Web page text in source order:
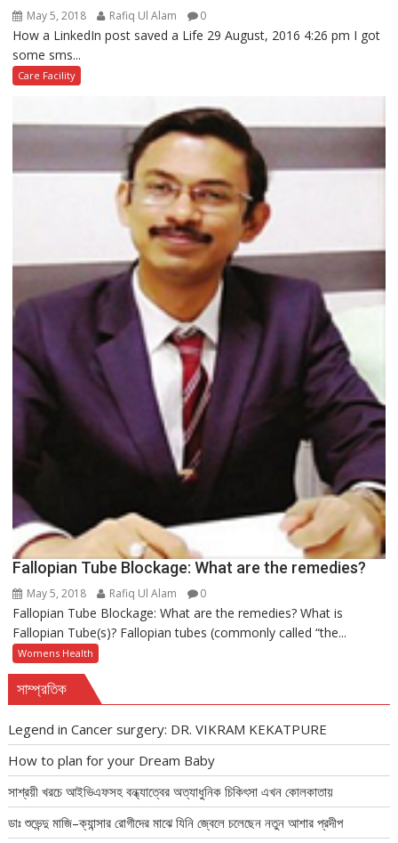
May 5, 2018 Rafiq Ul Alam 0
How a LinkedIn post saved a Life 29 August, 2016 4:26 pm I got
some sms...
Care Facility
Fallopian Tube Blockage: What are the remedies?
May 5, 2018 Rafiq Ul Alam 0
Fallopian Tube Blockage: What are the remedies? What is
Fallopian Tube(s)? Fallopian tubes (commonly called “the...
Womens Health
সাম্প্রতিক
Legend in Cancer surgery: DR. VIKRAM KEKATPURE
How to plan for your Dream Baby
সাশ্রয়ী খরচে আইভিএফসহ বন্ধ্যাত্বের অত্যাধুনিক চিকিৎসা এখন কোলকাতায়
ডাঃ শুভেন্দু মাজি–ক্যান্সার রোগীদের মাঝে যিনি জ্বেলে চলেছেন নতুন আশার প্রদীপ